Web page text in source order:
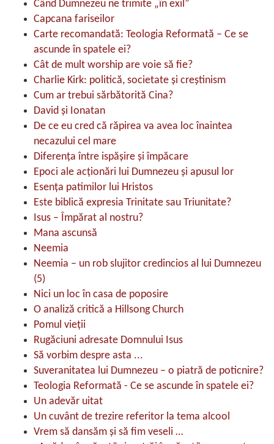
Când Dumnezeu ne trimite „în exil”
Capcana fariseilor
Carte recomandată: Teologia Reformată – Ce se
ascunde în spatele ei?
Cât de mult worship are voie să fie?
Charlie Kirk: politică, societate și creștinism
Cum ar trebui sărbătorită Cina?
David şi Ionatan
De ce eu cred că răpirea va avea loc înaintea
necazului cel mare
Diferența între ispășire și împăcare
Epoci ale acţionări lui Dumnezeu şi apusul lor
Esența patimilor lui Hristos
Este biblică expresia Trinitate sau Triunitate?
Isus – Împărat al nostru?
Mana ascunsă
Neemia
Neemia – un rob slujitor credincios al lui Dumnezeu
(5)
Nici un loc în casa de poposire
O analiză critică a Hillsong Church
Pomul vieţii
Rugăciuni adresate Domnului Isus
Să vorbim despre asta ...
Suveranitatea lui Dumnezeu – o piatră de poticnire?
Teologia Reformată - Ce se ascunde în spatele ei?
Un adevăr uitat
Un cuvânt de trezire referitor la tema alcool
Vrem să dansăm şi să fim veseli …